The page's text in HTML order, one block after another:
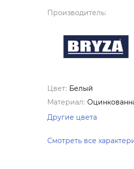
Производитель:
Цвет: Белый
Материал:
Другие цвета
Смотреть все